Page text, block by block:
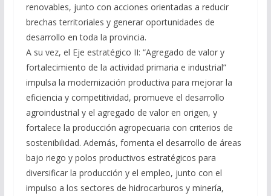
renovables, junto con acciones orientadas a reducir
brechas territoriales y generar oportunidades de
desarrollo en toda la provincia.
A su vez, el Eje estratégico II: “Agregado de valor y
fortalecimiento de la actividad primaria e industrial”
impulsa la modernización productiva para mejorar la
eficiencia y competitividad, promueve el desarrollo
agroindustrial y el agregado de valor en origen, y
fortalece la producción agropecuaria con criterios de
sostenibilidad. Además, fomenta el desarrollo de áreas
bajo riego y polos productivos estratégicos para
diversificar la producción y el empleo, junto con el
impulso a los sectores de hidrocarburos y minería,